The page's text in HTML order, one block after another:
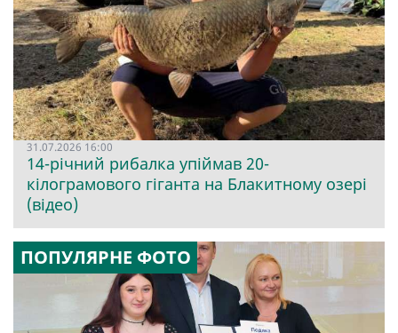
31.07.2026 16:00
14-річний рибалка упіймав 20-
кілограмового гіганта на Блакитному озері
(відео)
ПОПУЛЯРНЕ ФОТО